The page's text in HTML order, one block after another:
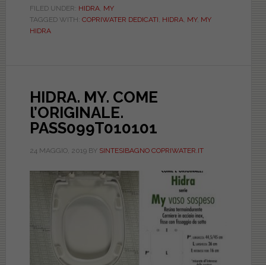
BIANCO.
DEDICATO.
FILED UNDER: HIDRA, MY
TAGGED WITH: COPRIWATER DEDICATI, HIDRA, MY, MY
HIDRA
HIDRA. MY. COME
l’ORIGINALE.
PASS099T010101
24 MAGGIO, 2019BY SINTESIBAGNO COPRIWATER.IT